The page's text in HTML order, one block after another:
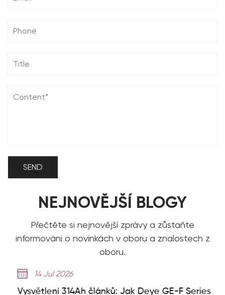
NEJNOVĚJŠÍ BLOGY
Přečtěte si nejnovější zprávy a zůstaňte
informováni o novinkách v oboru a znalostech z
oboru.
14 Jul 2026
Vysvětlení 314Ah článků: Jak Deye GE-F Series